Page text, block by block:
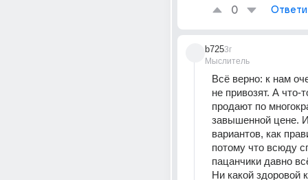
0
b725
Мыслитель
3г
Всё верно: к нам
не привозят. А что-
продают по
завышенной цене.
вариантов, как
потому что всюду
пацанчики давно
Ни какой здоровой